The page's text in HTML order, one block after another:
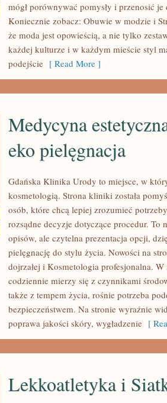
MODA
DAMSKA
mógł porównywać pomysły i przenosić je
Koniecznie zobacz: Obuwie w modzie i
że moda jest opowieścią, a nie tylko
każdej kulturze i w każdym mieście styl
podejście [ Read More ]
MEDYCYNA
ESTETYCZNA
NATURALNA
Medycyna
eko pielęgnacja
Gdańska Klinika Urody to miejsce, w
kosmetologią. Strona kliniki została
osób, które chcą lepiej zrozumieć
rozsądne decyzje dotyczące procedur.
opisów, ale czytelna prezentacja opcji,
pielęgnację do stylu życia. Nowości na
dojrzałej i Kosmetologia profesjonalna.
codziennie mierzy się z czynnikami
także z tempem życia, rośnie potrzeba
bezpieczeństwem. Na stronie wyraźnie
poprawa jakości skóry, wygładzenie [
Lekkoatletyka i